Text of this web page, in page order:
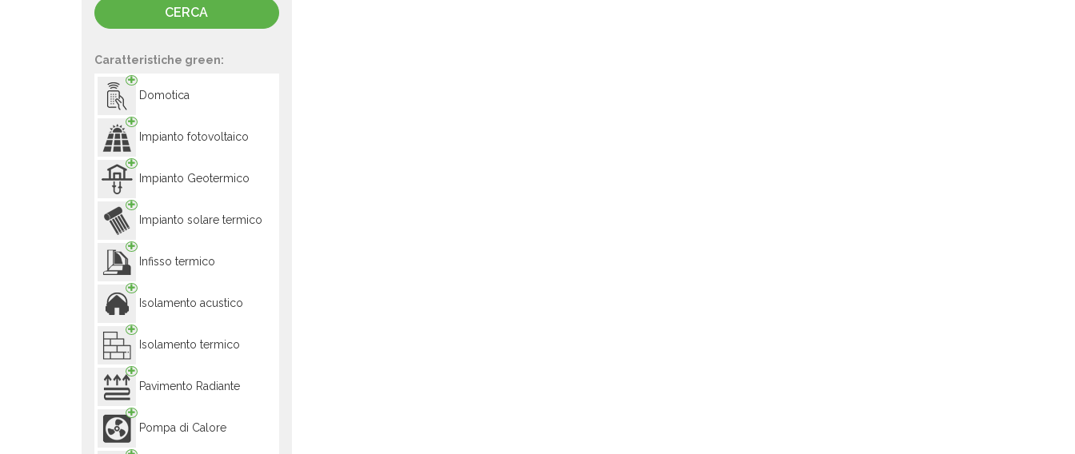
Caratteristiche green:
Domotica
Impianto fotovoltaico
Impianto Geotermico
Impianto solare termico
Infisso termico
Isolamento acustico
Isolamento termico
Pavimento Radiante
Pompa di Calore